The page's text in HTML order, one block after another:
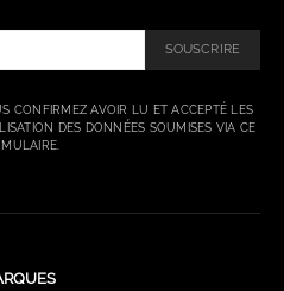
SOUSCRIRE
CONFIRMEZ AVOIR LU ET ACCEPTÉ LES
DES DONNÉES SOUMISES VIA CE